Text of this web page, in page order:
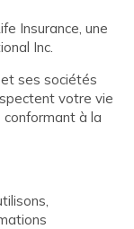
Insurance, une
Inc.
ses sociétés
votre vie
à la